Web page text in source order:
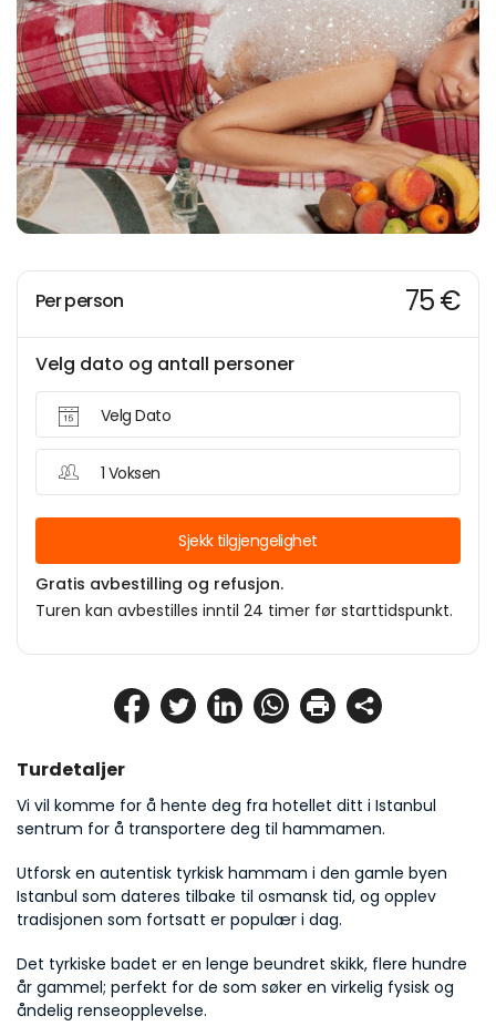
Turdetaljer
Vi vil komme for å hente deg fra hotellet ditt i Istanbul
sentrum for å transportere deg til hammamen.
Utforsk en autentisk tyrkisk hammam i den gamle byen
Istanbul som dateres tilbake til osmansk tid, og opplev
tradisjonen som fortsatt er populær i dag.
Det tyrkiske badet er en lenge beundret skikk, flere hundre
år gammel; perfekt for de som søker en virkelig fysisk og
åndelig renseopplevelse.
Per person 75 €
Velg dato og antall personer
Velg Dato
1 Voksen
Sjekk tilgjengelighet
Gratis avbestilling og refusjon.
Turen kan avbestilles inntil 24 timer før starttidspunkt.